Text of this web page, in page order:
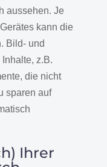
aussehen. Je
kann die
Bild- und
z.B.
die nicht
sparen auf
Ihrer